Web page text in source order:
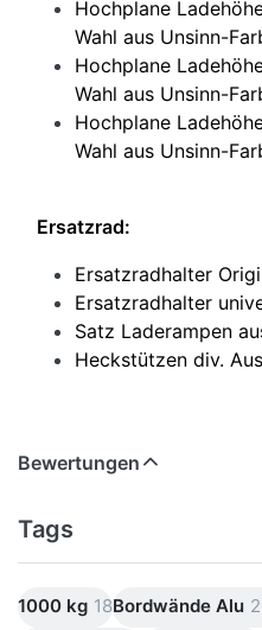
Hochplane
Wahl aus Unsinn-
Hochplane
Wahl aus Unsinn-
Hochplane
Wahl aus Unsinn-
Ersatzrad:
Ersatzradhalter
Ersatzradhalter
Satz Laderampen
Heckstützen div.
Bewertungen
Tags
1000 kg 18Bordwände Alu